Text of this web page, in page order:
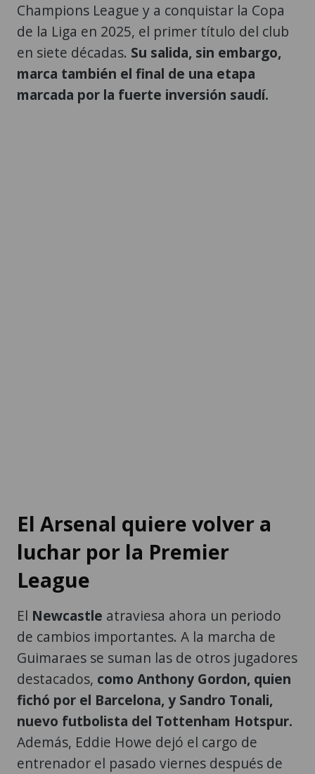
Champions League y a conquistar la Copa
de la Liga en 2025, el primer título del club
en siete décadas. Su salida, sin embargo,
marca también el final de una etapa
marcada por la fuerte inversión saudí.
El Arsenal quiere volver a
luchar por la Premier
League
El Newcastle atraviesa ahora un periodo
de cambios importantes. A la marcha de
Guimaraes se suman las de otros jugadores
destacados, como Anthony Gordon, quien
fichó por el Barcelona, y Sandro Tonali,
nuevo futbolista del Tottenham Hotspur.
Además, Eddie Howe dejó el cargo de
entrenador el pasado viernes después de